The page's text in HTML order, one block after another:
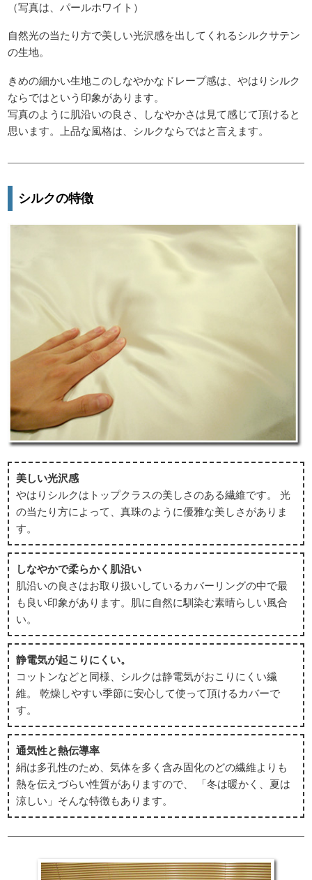
（写真は、パールホワイト）
自然光の当たり方で美しい光沢感を出してくれるシルクサテン
の生地。
きめの細かい生地このしなやかなドレープ感は、やはりシルク
ならではという印象があります。
写真のように肌沿いの良さ、しなやかさは見て感じて頂けると
思います。上品な風格は、シルクならではと言えます。
シルクの特徴
美しい光沢感
やはりシルクはトップクラスの美しさのある繊維です。 光
の当たり方によって、真珠のように優雅な美しさがありま
す。
しなやかで柔らかく肌沿い
肌沿いの良さはお取り扱いしているカバーリングの中で最
も良い印象があります。肌に自然に馴染む素晴らしい風合
い。
静電気が起こりにくい。
コットンなどと同様、シルクは静電気がおこりにくい繊
維。 乾燥しやすい季節に安心して使って頂けるカバーで
す。
通気性と熱伝導率
絹は多孔性のため、気体を多く含み固化のどの繊維よりも
熱を伝えづらい性質がありますので、 「冬は暖かく、夏は
涼しい」そんな特徴もあります。